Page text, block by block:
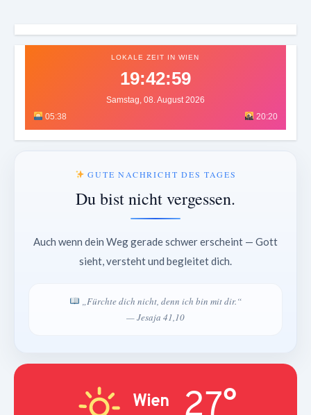
LOKALE ZEIT IN WIEN
19:43:03
Samstag, 08. August 2026
05:38
20:20
GUTE NACHRICHT DES TAGES
Du bist nicht vergessen.
Auch wenn dein Weg gerade schwer erscheint — Gott
sieht, versteht und begleitet dich.
„Fürchte dich nicht, denn ich bin mit dir.“
— Jesaja 41,10
Wien 27°